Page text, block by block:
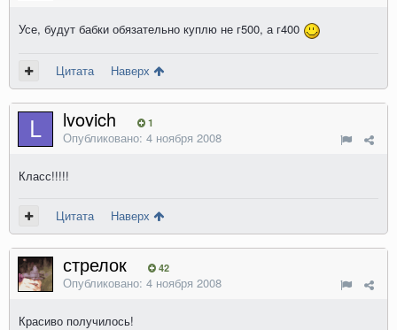
Усе, будут бабки обязательно куплю не г500, а г400
Цитата Наверх
lvovich 1
Опубликовано: 4 ноября 2008
Класс!!!!!
Цитата Наверх
стрелок 42
Опубликовано: 4 ноября 2008
Красиво получилось!